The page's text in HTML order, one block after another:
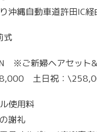
沖縄自動車道許田IC
式
※ご新婦ヘアセット
土日祝：
使用料
謝礼